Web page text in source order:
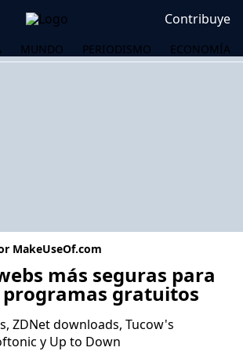
Contribuye
MUNDO PERIODISMO ECONOMÍA
MakeUseOf.com
más seguras para
gratuitos
ZDNet downloads, Tucow's
y Up to Down